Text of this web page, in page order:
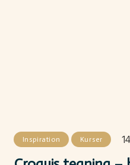
Inspiration Kurser